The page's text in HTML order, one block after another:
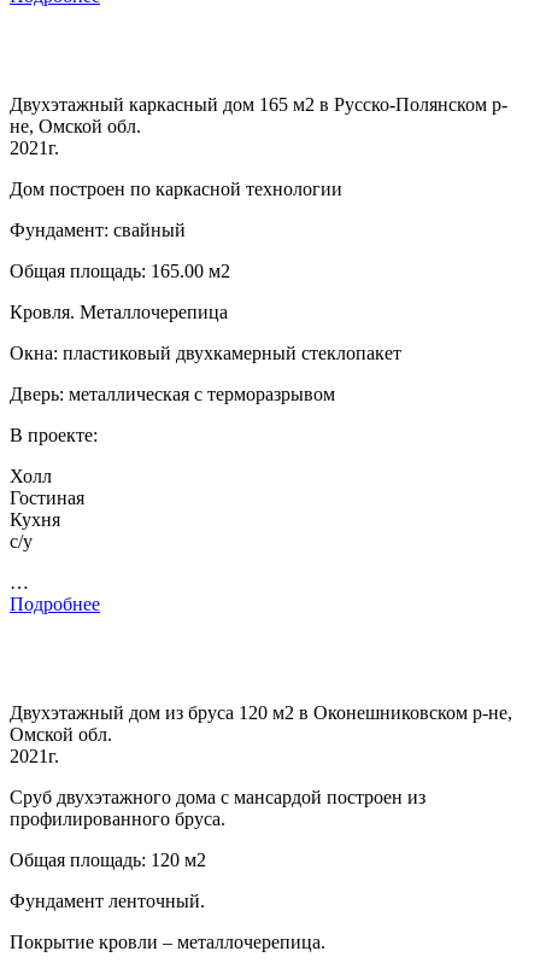
Двухэтажный каркасный дом 165 м2 в Русско-Полянском р-
не, Омской обл.
2021г.
Дом построен по каркасной технологии
Фундамент: свайный
Общая площадь: 165.00 м2
Кровля. Металлочерепица
Окна: пластиковый двухкамерный стеклопакет
Дверь: металлическая с терморазрывом
В проекте:
Холл
Гостиная
Кухня
с/у
…
Подробнее
Двухэтажный дом из бруса 120 м2 в Оконешниковском р-не,
Омской обл.
2021г.
Сруб двухэтажного дома с мансардой построен из
профилированного бруса.
Общая площадь: 120 м2
Фундамент ленточный.
Покрытие кровли – металлочерепица.